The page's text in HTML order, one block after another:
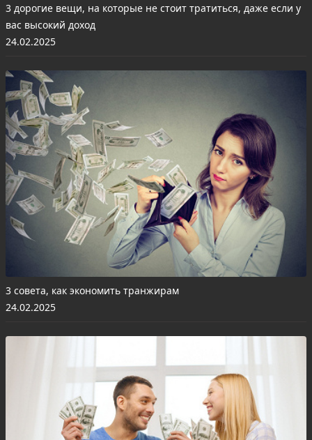
3 дорогие вещи, на которые не стоит тратиться, даже если у
вас высокий доход
24.02.2025
3 совета, как экономить транжирам
24.02.2025